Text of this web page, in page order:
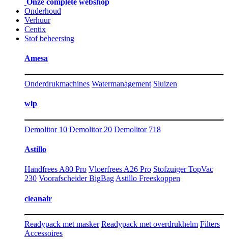
Onderhoud
Verhuur
Centix
Stof beheersing
Amesa
Onderdrukmachines Watermanagement Sluizen
wlp
Demolitor 10 Demolitor 20 Demolitor 718
Astillo
Handfrees A80 Pro Vloerfrees A26 Pro Stofzuiger TopVac
230 Voorafscheider BigBag Astillo Freeskoppen
cleanair
Readypack met masker Readypack met overdrukhelm Filters
Accessoires